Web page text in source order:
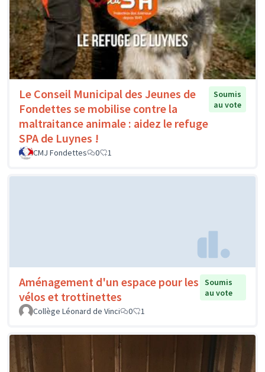
Le Conseil Municipal des Jeunes de
Fondettes se mobilise contre la
maltraitance animale : aidez le refuge
SPA de Luynes !
Soumis
au vote
CMJ Fondettes 0 1
Aménagement d'un espace pour les
vélos et trottinettes
Soumis
au vote
Collège Léonard de Vinci
0 1